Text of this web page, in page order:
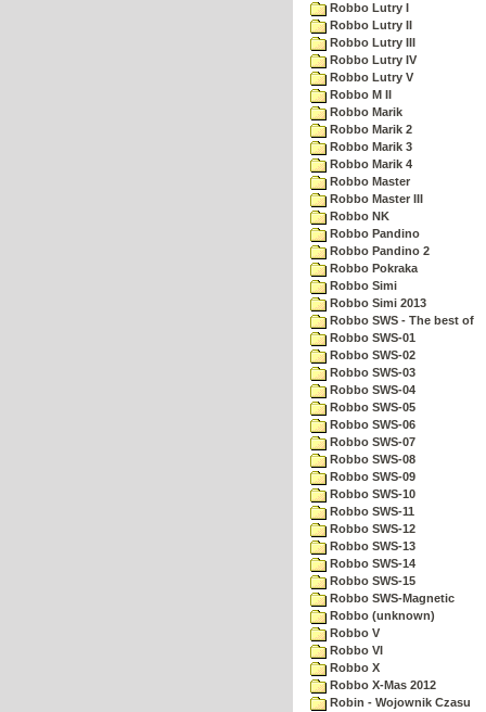
Robbo Lutry I
Robbo Lutry II
Robbo Lutry III
Robbo Lutry IV
Robbo Lutry V
Robbo M II
Robbo Marik
Robbo Marik 2
Robbo Marik 3
Robbo Marik 4
Robbo Master
Robbo Master III
Robbo NK
Robbo Pandino
Robbo Pandino 2
Robbo Pokraka
Robbo Simi
Robbo Simi 2013
Robbo SWS - The best of
Robbo SWS-01
Robbo SWS-02
Robbo SWS-03
Robbo SWS-04
Robbo SWS-05
Robbo SWS-06
Robbo SWS-07
Robbo SWS-08
Robbo SWS-09
Robbo SWS-10
Robbo SWS-11
Robbo SWS-12
Robbo SWS-13
Robbo SWS-14
Robbo SWS-15
Robbo SWS-Magnetic
Robbo (unknown)
Robbo V
Robbo VI
Robbo X
Robbo X-Mas 2012
Robin - Wojownik Czasu